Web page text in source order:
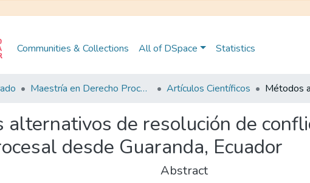
Communities & Collections All of DSpace Statistics
Maestría en Derecho Procesal Artículos Científicos
alternativos de resolución de
desde Guaranda, Ecuador
Abstract